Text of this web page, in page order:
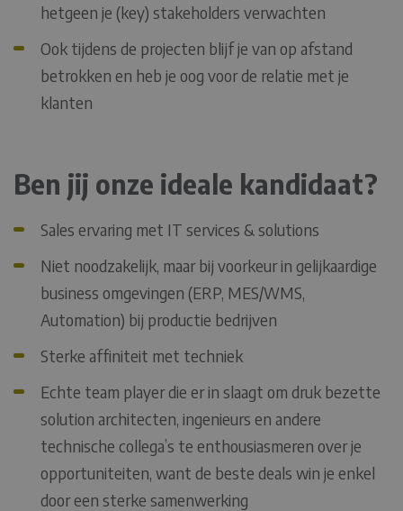
hetgeen je (key) stakeholders verwachten
Ook tijdens de projecten blijf je van op afstand
betrokken en heb je oog voor de relatie met je
klanten
Ben jij onze ideale kandidaat?
Sales ervaring met IT services & solutions
Niet noodzakelijk, maar bij voorkeur in gelijkaardige
business omgevingen (ERP, MES/WMS,
Automation) bij productie bedrijven
Sterke affiniteit met techniek
Echte team player die er in slaagt om druk bezette
solution architecten, ingenieurs en andere
technische collega’s te enthousiasmeren over je
opportuniteiten, want de beste deals win je enkel
door een sterke samenwerking